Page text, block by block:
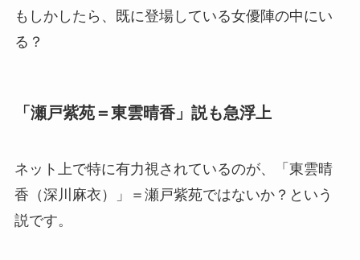
もしかしたら、既に登場している女優陣の中にい
る？
「瀬戸紫苑＝東雲晴香」説も急浮上
ネット上で特に有力視されているのが、「東雲晴
香（深川麻衣）」＝瀬戸紫苑ではないか？という
説です。